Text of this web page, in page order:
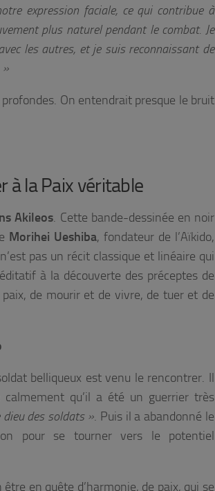
expression faciale, ce qui contribue à
plus naturel pendant le combat. Je
les autres, et je suis reconnaissant de
»
On entendrait presque le bruit
à la Paix véritable
Akileos. Cette bande-dessinée en noir
Morihei Ueshiba, fondateur de l’Aïkido,
pas un récit classique et linéaire qui
à la découverte des préceptes de
de mourir et de vivre, de tuer et de
belliqueux est venu le rencontrer. Il
qu’il a été un guerrier très
dieu des soldats ». Puis il a abandonné le
pour se tourner vers le potentiel
en quête d’harmonie, de paix, qui se